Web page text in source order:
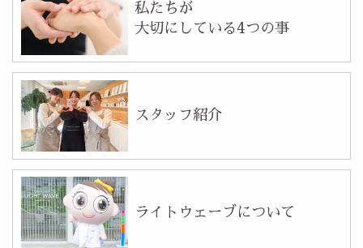
私たちが
大切にしている4つの事
スタッフ紹介
ライトウェーブについて